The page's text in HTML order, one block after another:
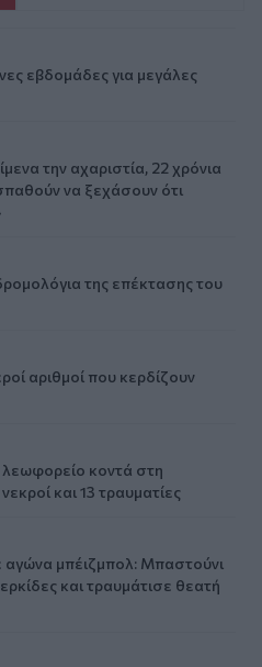
εβδομάδες για μεγάλες
την αχαριστία, 22 χρόνια
να ξεχάσουν ότι
της επέκτασης του
αριθμοί που κερδίζουν
κοντά στη
και 13 τραυματίες
αγώνα μπέιζμπολ: Μπαστούνι
και τραυμάτισε θεατή